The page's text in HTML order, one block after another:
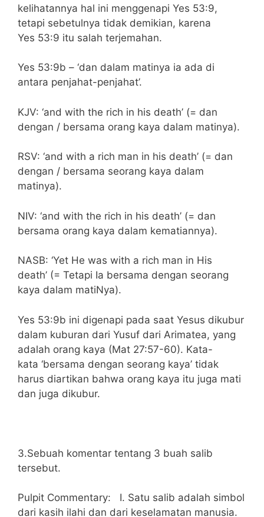
kelihatannya hal ini menggenapi Yes 53:9,
tetapi sebetulnya tidak demikian, karena
Yes 53:9 itu salah terjemahan.
Yes 53:9b – ‘dan dalam matinya ia ada di
antara penjahat-penjahat’.
KJV: ‘and with the rich in his death’ (= dan
dengan / bersama orang kaya dalam matinya).
RSV: ‘and with a rich man in his death’ (= dan
dengan / bersama seorang kaya dalam
matinya).
NIV: ‘and with the rich in his death’ (= dan
bersama orang kaya dalam kematiannya).
NASB: ‘Yet He was with a rich man in His
death’ (= Tetapi Ia bersama dengan seorang
kaya dalam matiNya).
Yes 53:9b ini digenapi pada saat Yesus dikubur
dalam kuburan dari Yusuf dari Arimatea, yang
adalah orang kaya (Mat 27:57-60). Kata-
kata ‘bersama dengan seorang kaya’ tidak
harus diartikan bahwa orang kaya itu juga mati
dan juga dikubur.
3.Sebuah komentar tentang 3 buah salib
tersebut.
Pulpit Commentary: I. Satu salib adalah simbol
dari kasih ilahi dan dari keselamatan manusia.